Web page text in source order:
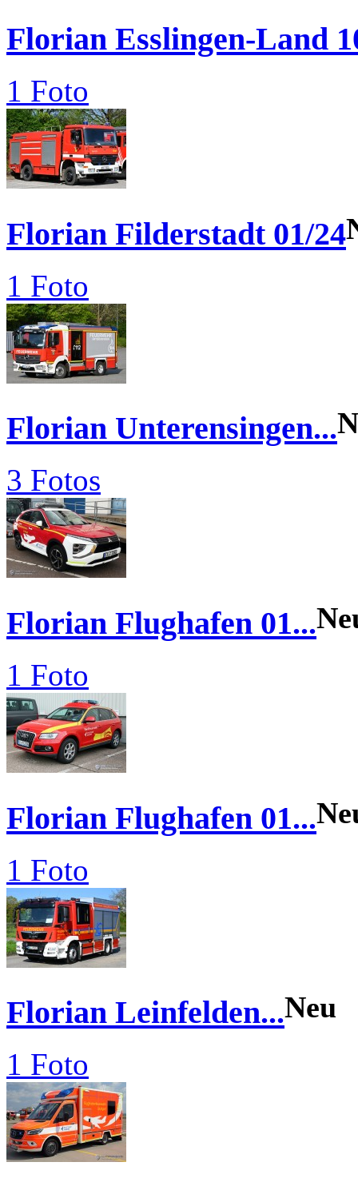
Florian Esslingen-Land
1 Foto
Florian Filderstadt 01/24
1 Foto
Florian Unterensingen...
3 Fotos
Florian Flughafen 01...
1 Foto
Florian Flughafen 01...
1 Foto
Florian Leinfelden...Neu
1 Foto